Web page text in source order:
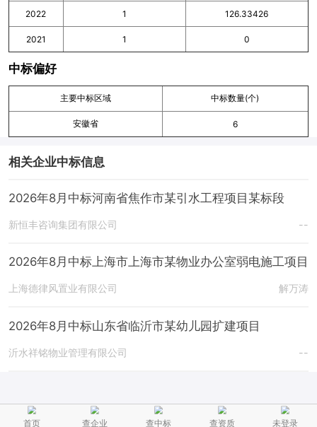
2022 1 126.33426
2021 1 0
中标偏好
主要中标区域 中标数量(个)
安徽省 6
相关企业中标信息
2026年8月中标河南省焦作市某引水工程项目某标段
新恒丰咨询集团有限公司 --
2026年8月中标上海市上海市某物业办公室弱电施工项目
上海德律风置业有限公司 解万涛
2026年8月中标山东省临沂市某幼儿园扩建项目
沂水祥铭物业管理有限公司 --
首页 查企业 查中标 查资质 未登录